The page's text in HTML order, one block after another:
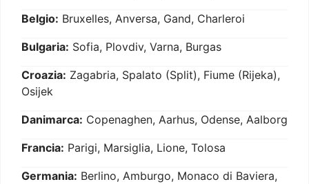
Belgio: Bruxelles, Anversa, Gand, Charleroi
Bulgaria: Sofia, Plovdiv, Varna, Burgas
Croazia: Zagabria, Spalato (Split), Fiume (Rijeka),
Osijek
Danimarca: Copenaghen, Aarhus, Odense, Aalborg
Francia: Parigi, Marsiglia, Lione, Tolosa
Germania: Berlino, Amburgo, Monaco di Baviera,